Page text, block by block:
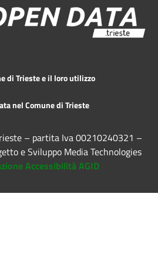
di Trieste e il loro utilizzo
nel Comune di Trieste
– partita Iva 00210240321 –
e Sviluppo Media Technologies
Accessibilità AGID